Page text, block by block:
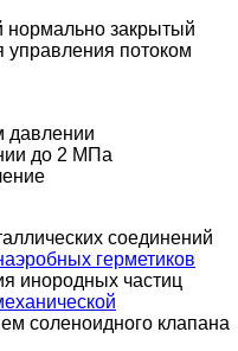
нормально закрытый
потоком
давлении
до 2 МПа
соединений
герметиков
инородных частиц
соленоидного клапана